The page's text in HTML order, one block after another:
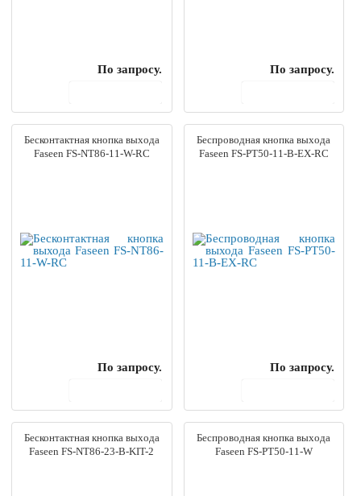
По запросу.
По запросу.
Бесконтактная кнопка выхода
Faseen FS-NT86-11-W-RC
По запросу.
Беспроводная кнопка выхода
Faseen FS-PT50-11-B-EX-RC
По запросу.
Бесконтактная кнопка выхода
Faseen FS-NT86-23-B-KIT-2
Беспроводная кнопка выхода
Faseen FS-PT50-11-W